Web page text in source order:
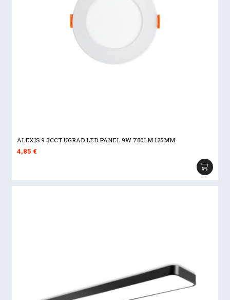
ALEXIS 9 3CCT UGRAD LED PANEL 9W 780LM 125MM
4,85€